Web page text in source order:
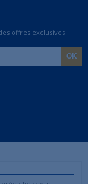
offres exclusives